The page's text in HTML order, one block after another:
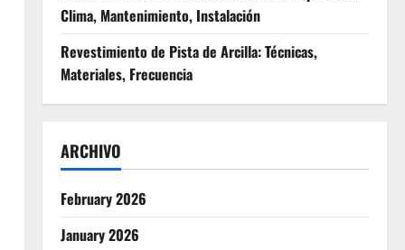
Clima, Mantenimiento, Instalación
Revestimiento de Pista de Arcilla: Técnicas,
Materiales, Frecuencia
ARCHIVO
February 2026
January 2026